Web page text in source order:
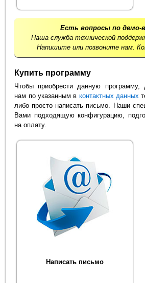
Есть вопросы по демо-
Наша служба технической
Напишите или позвоните нам.
Купить программу
Чтобы приобрести данную программу,
нам по указанным в контактных данных
либо просто написать письмо. Наши
Вами подходящую конфигурацию,
на оплату.
Написать письмо